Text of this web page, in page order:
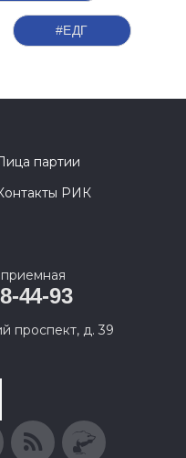
#ЕДГ
партии
РИК
44-93
проспект, д. 39